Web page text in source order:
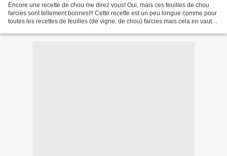
Encore une recette de chou me direz vous! Oui, mais ces feuilles de chou
farcies sont tellement bonnes!!! Cette recette est un peu longue comme pour
toutes les recettes de feuilles (de vigne, de chou) farcies mais cela en vaut la